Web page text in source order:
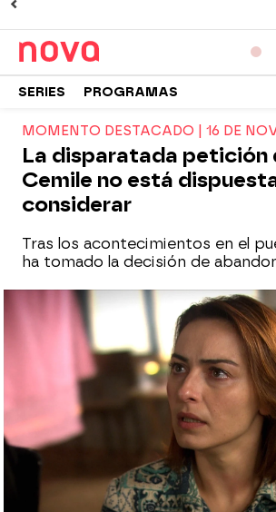
SERIES PROGRAMAS
MOMENTO DESTACADO | 16 DE
La disparatada petición
Cemile no está
considerar
Tras los acontecimientos en el
ha tomado la decisión de
Madrid
16 de noviembre de 2021,